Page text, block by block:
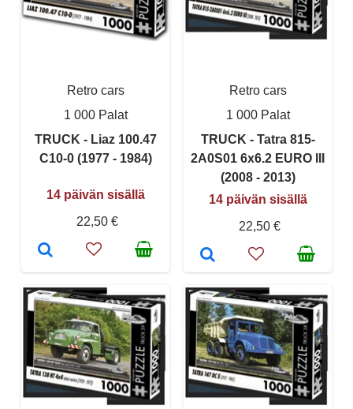
Retro cars
1 000 Palat
TRUCK - Liaz 100.47
C10-0 (1977 - 1984)
14 päivän sisällä
22,50 €
Retro cars
1 000 Palat
TRUCK - Tatra 815-
2A0S01 6x6.2 EURO III
(2008 - 2013)
14 päivän sisällä
22,50 €